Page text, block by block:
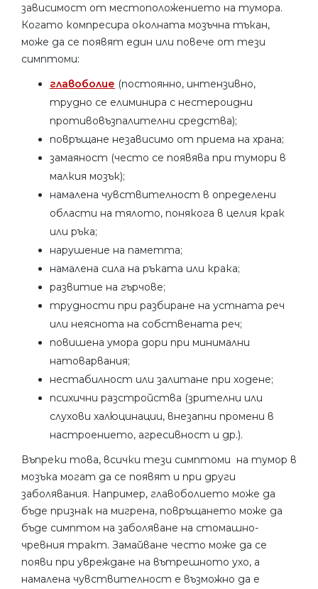
зависимост от местоположението на тумора.
Когато компресира околната мозъчна тъкан,
може да се появят един или повече от тези
симптоми:
главоболие (постоянно, интензивно,
трудно се елиминира с нестероидни
противовъзпалителни средства);
повръщане независимо от приема на храна;
замаяност (често се появява при тумори в
малкия мозък);
намалена чувствителност в определени
области на тялото, понякога в целия крак
или ръка;
нарушение на паметта;
намалена сила на ръката или крака;
развитие на гърчове;
трудности при разбиране на устната реч
или неяснота на собствената реч;
повишена умора дори при минимални
натоварвания;
нестабилност или залитане при ходене;
психични разстройства (зрителни или
слухови халюцинации, внезапни промени в
настроението, агресивност и др.).
Въпреки това, всички тези симптоми на тумор в
мозъка могат да се появят и при други
заболявания. Например, главоболието може да
бъде признак на мигрена, повръщането може да
бъде симптом на заболяване на стомашно-
чревния тракт. Замайване често може да се
появи при увреждане на вътрешното ухо, а
намалена чувствителност е възможно да е